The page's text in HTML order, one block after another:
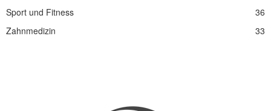
Sport und Fitness
36
Zahnmedizin
33